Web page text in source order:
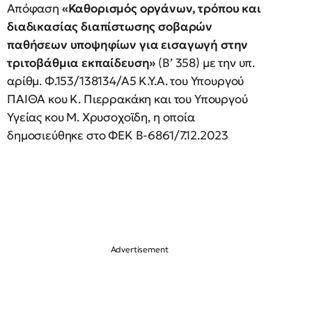
Απόφαση «Καθορισμός οργάνων, τρόπου και
διαδικασίας διαπίστωσης σοβαρών
παθήσεων υποψηφίων για εισαγωγή στην
τριτοβάθμια εκπαίδευση» (Β’ 358) με την υπ.
αρίθμ. Φ.153/138134/Α5 Κ.Υ.Α. του Υπουργού
ΠΑΙΘΑ κου Κ. Πιερρακάκη και του Υπουργού
Υγείας κου Μ. Χρυσοχοϊδη, η οποία
δημοσιεύθηκε στο ΦΕΚ Β-6861/7.12.2023